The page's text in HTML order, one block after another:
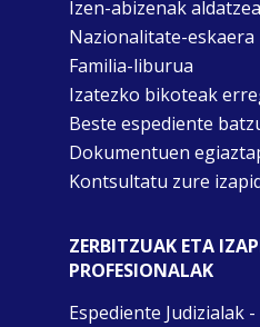
Izen-abizenak aldatzea
Nazionalitate-eskaera
Familia-liburua
Izatezko bikoteak
Beste espediente
Dokumentuen
Kontsultatu zure
ZERBITZUAK ETA
PROFESIONALAK
Espediente Judizialak -